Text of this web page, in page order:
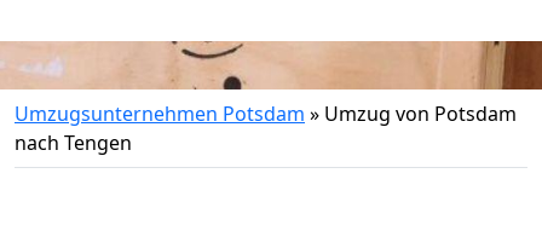
Umzugsunternehmen Potsdam » Umzug von Potsdam
nach Tengen